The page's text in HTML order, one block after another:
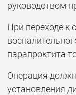
руководством
При переходе к
парапроктита
Операция
установления